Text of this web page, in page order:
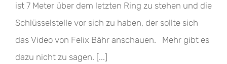
ist 7 Meter über dem letzten Ring zu stehen und die
Schlüsselstelle vor sich zu haben, der sollte sich
das Video von Felix Bähr anschauen. Mehr gibt es
dazu nicht zu sagen. [...]